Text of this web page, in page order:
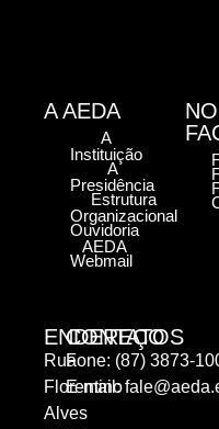
ENDEREÇO
Rua
Florentino
Alves
CONTATOS
Fone: (87) 3873-
E-mail:
A AEDA
A
Instituição
A
Presidência
Estrutura
Organizacional
Ouvidoria
AEDA
Webmail